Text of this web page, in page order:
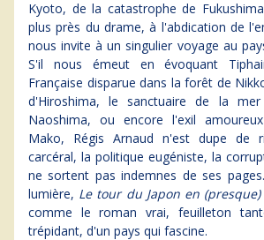
Kyoto, de la catastrophe de
plus près du drame, à l'abdication de
nous invite à un singulier voyage au
S'il nous émeut en évoquant
Française disparue dans la forêt de
d'Hiroshima, le sanctuaire de la
Naoshima, ou encore l'exil
Mako, Régis Arnaud n'est dupe de
carcéral, la politique eugéniste, la
ne sortent pas indemnes de ses
lumière, Le tour du Japon en
comme le roman vrai, feuilleton
trépidant, d'un pays qui fascine.